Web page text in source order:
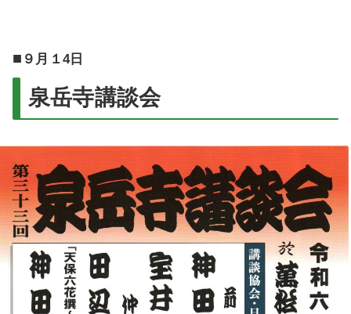
■ ９月１4日
泉岳寺講談会